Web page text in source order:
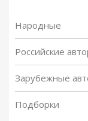
Народные
Российские
Зарубежные
Подборки